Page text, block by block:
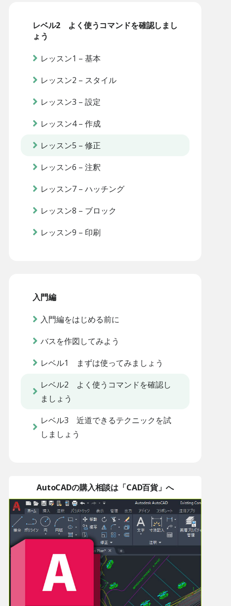
レベル2 よく使うコマンドを確認しまし
ょう
レッスン1 – 基本
レッスン2 – スタイル
レッスン3 – 設定
レッスン4 – 作成
レッスン5 – 修正
レッスン6 – 注釈
レッスン7 – ハッチング
レッスン8 – ブロック
レッスン9 – 印刷
入門編
入門編をはじめる前に
バスを作図してみよう
レベル1 まずは使ってみましょう
レベル2 よく使うコマンドを確認し
ましょう
レベル3 近道できるテクニックを試
しましょう
AutoCADの購入相談は「CAD百貨」へ